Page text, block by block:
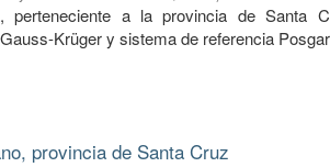
perteneciente a la provincia de Santa
Krüger y sistema de referencia
provincia de Santa Cruz